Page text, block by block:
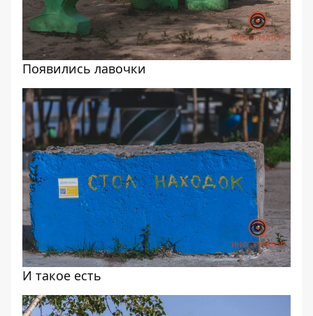
Появились лавочки
И такое есть